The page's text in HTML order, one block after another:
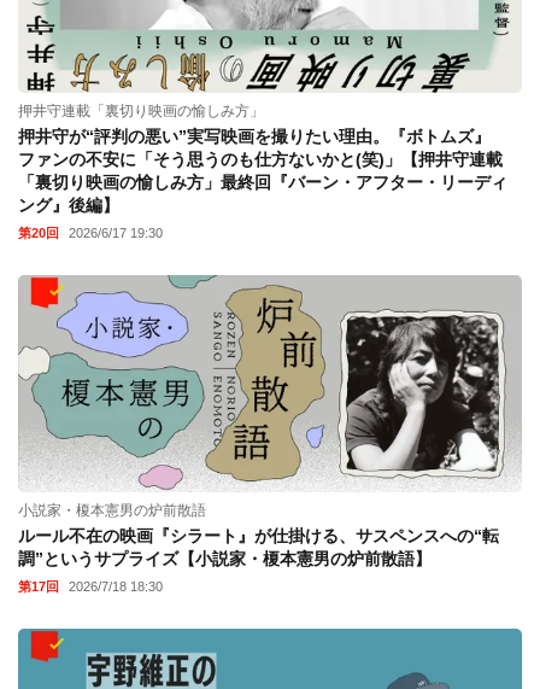
押井守連載「裏切り映画の愉しみ方」
押井守が“評判の悪い”実写映画を撮りたい理由。『ボトムズ』
ファンの不安に「そう思うのも仕方ないかと(笑)」【押井守連載
「裏切り映画の愉しみ方」最終回『バーン・アフター・リーディ
ング』後編】
第20回 2026/6/17 19:30
小説家・榎本憲男の炉前散語
ルール不在の映画『シラート』が仕掛ける、サスペンスへの“転
調”というサプライズ【小説家・榎本憲男の炉前散語】
第17回 2026/7/18 18:30